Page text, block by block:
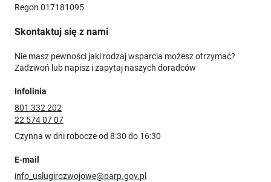
Regon 017181095
Skontaktuj się z nami
Nie masz pewności jaki rodzaj wsparcia możesz otrzymać?
Zadzwoń lub napisz i zapytaj naszych doradców
Infolinia
801 332 202
22 574 07 07
Czynna w dni robocze od 8:30 do 16:30
E-mail
info_uslugirozwojowe@parp.gov.pl